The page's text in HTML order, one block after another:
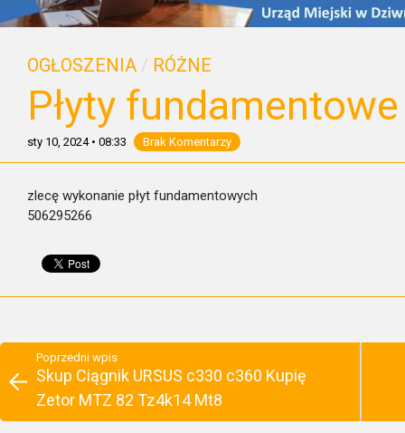
OGŁOSZENIA / RÓŻNE
Płyty fundamentowe
sty 10, 2024• 08:33 Brak Komentarzy
zlecę wykonanie płyt fundamentowych
506295266
Poprzedni wpis
Skup Ciągnik URSUS c330 c360 Kupię
Zetor MTZ 82 Tz4k14 Mt8